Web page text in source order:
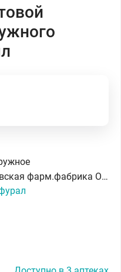
Ивановская фарм.фабрика ОАО